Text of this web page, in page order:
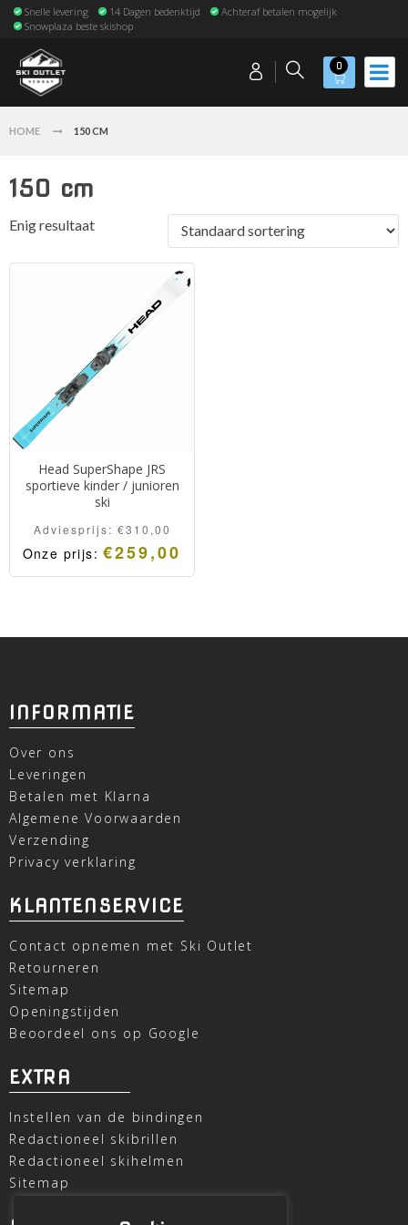
Snelle levering 14 Dagen bedenktijd
Achteraf betalen mogelijk
Snowplaza beste skishop
0
HOME 150 CM
150 cm
Enig resultaat
Head SuperShape JRS
sportieve kinder / junioren
ski
Adviesprijs: €310,00
Onze prijs:€259,00
INFORMATIE
Over ons
Leveringen
Betalen met Klarna
Algemene Voorwaarden
Verzending
Privacy verklaring
KLANTENSERVICE
Contact opnemen met Ski Outlet
Retourneren
Sitemap
Openingstijden
Beoordeel ons op Google
EXTRA
Instellen van de bindingen
Redactioneel skibrillen
Redactioneel skihelmen
Sitemap